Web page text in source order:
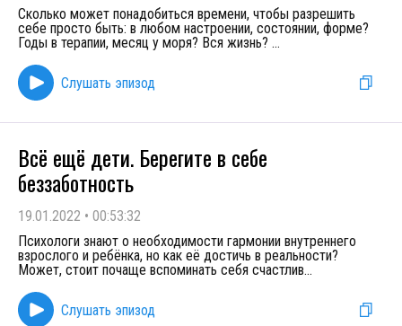
Сколько может понадобиться времени, чтобы разрешить
себе просто быть: в любом настроении, состоянии, форме?
Годы в терапии, месяц у моря? Вся жизнь? ...
Слушать эпизод
Всё ещё дети. Берегите в себе
беззаботность
19.01.2022 • 00:53:32
Психологи знают о необходимости гармонии внутреннего
взрослого и ребёнка, но как её достичь в реальности?
Может, стоит почаще вспоминать себя счастлив...
Слушать эпизод